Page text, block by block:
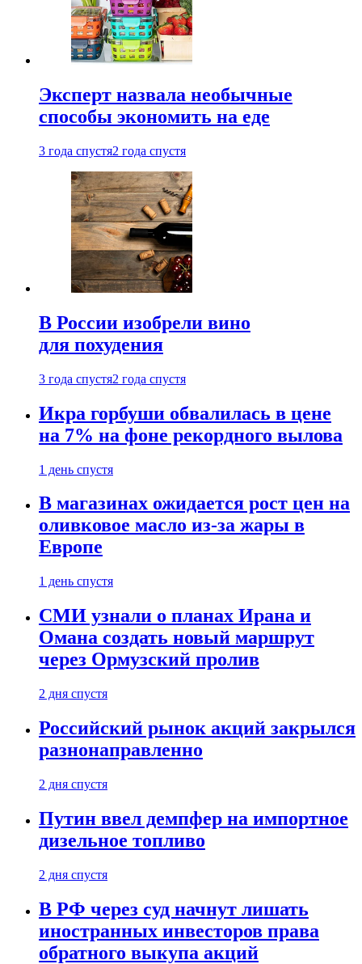
Эксперт назвала необычные
способы экономить на еде
3 года спустя2 года спустя
В России изобрели вино
для похудения
3 года спустя2 года спустя
Икра горбуши обвалилась в цене
на 7% на фоне рекордного вылова
1 день спустя
В магазинах ожидается рост цен на
оливковое масло из-за жары в
Европе
1 день спустя
СМИ узнали о планах Ирана и
Омана создать новый маршрут
через Ормузский пролив
2 дня спустя
Российский рынок акций закрылся
разнонаправленно
2 дня спустя
Путин ввел демпфер на импортное
дизельное топливо
2 дня спустя
В РФ через суд начнут лишать
иностранных инвесторов права
обратного выкупа акций